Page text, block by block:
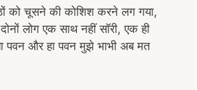
को चूसने की कोशिश करने लग गया,
लोग एक साथ नहीं सॉरी, एक ही
पवन और हा पवन मुझे भाभी अब मत